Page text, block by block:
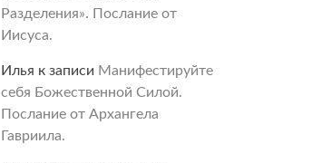
Разделения». Послание от
Иисуса.
Илья к записи Манифестируйте
себя Божественной Силой.
Послание от Архангела
Гавриила.